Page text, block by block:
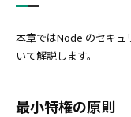
本章ではNode のセキュ
いて解説します。
最小特権の原則